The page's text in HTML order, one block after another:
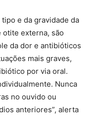
e da gravidade da
otite externa, são
da dor e antibióticos
mais graves,
por via oral.
Nunca
no ouvido ou
anteriores”, alerta